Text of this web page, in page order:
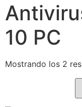
10 PC
Mostrando los 2